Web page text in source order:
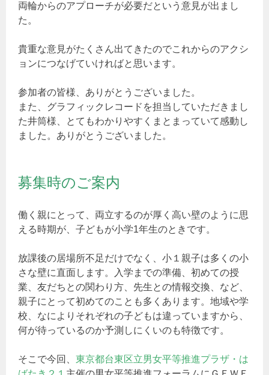
両輪からのアプローチが必要だという意見が出まし
た。
貴重な意見がたくさん出てきたのでこれからのアクシ
ョンにつなげていければと思います。
参加者の皆様、ありがとうございました。
また、グラフィックレコードを担当していただきまし
た井筒様、とてもわかりやすくまとまっていて感動し
ました。ありがとうございました。
募集時のご案内
働く親にとって、両立するのが厚く高い壁のように思
える時期が、子どもが小学1年生のときです。
放課後の居場所不足だけでなく、小１親子は多くの小
さな壁に直面します。入学までの準備、初めての授
業、友だちとの関わり方、先生との情報交換、など、
親子にとって初めてのことも多くあります。地域や学
校、なによりそれぞれの子どもは違っていますから、
何が待っているのか予測しにくいのも特徴です。
そこで今回、東京都台東区立男女平等推進プラザ・は